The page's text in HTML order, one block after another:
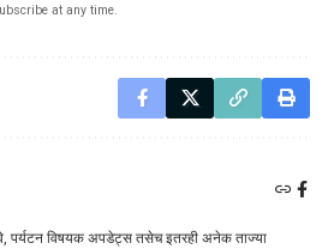
at any time.
पर्यटन विषयक अपडेट्स तसेच इतरही अनेक ताज्या